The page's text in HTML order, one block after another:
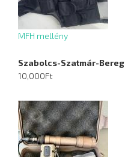
MFH mellény
Szabolcs-Szatmár-Bereg
10,000Ft